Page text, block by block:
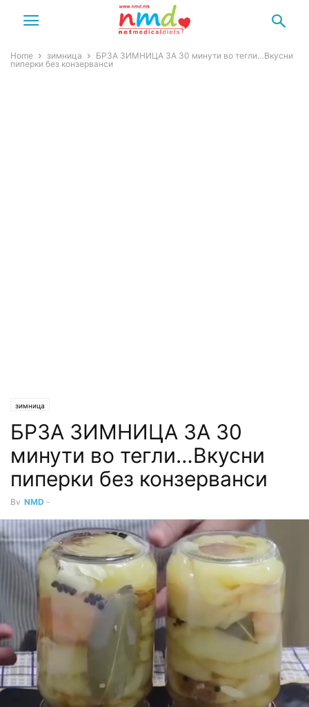
Home зимница
БРЗА ЗИМНИЦА ЗА 30 минути во тегли…Вкусни
пиперки без конзерванси
зимница
БРЗА ЗИМНИЦА ЗА 30
минути во тегли…Вкусни
пиперки без конзерванси
By NMD -